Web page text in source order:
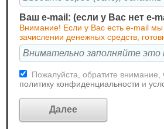
Ваш e-mail: (если у Вас нет e-
Внимание! Если у Вас есть e-mail
зачислении денежных средств,
Пожалуйста, обратите внимание,
политику конфиденциальности и